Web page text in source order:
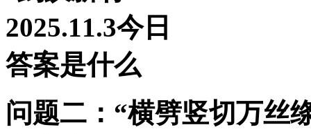
问题二：“横劈竖切万丝